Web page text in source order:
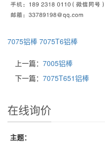
7075铝棒 7075T6铝棒
上一篇： 7005铝棒
下一篇： 7075T651铝棒
在线询价
主题：